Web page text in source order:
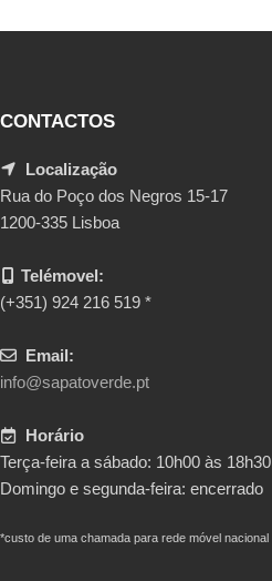
CONTACTOS
Localização
Rua do Poço dos Negros 15-17
1200-335 Lisboa
Telémovel:
(+351) 924 216 519 *
Email:
info@sapatoverde.pt
Horário
Terça-feira a sábado: 10h00 às 18h30
Domingo e segunda-feira: encerrado
*custo de uma chamada para rede móvel nacional